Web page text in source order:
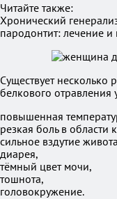
Читайте также:
Хронический
пародонтит: лечение
Существует
белкового отравления
повышенная
резкая боль в области
сильное вздутие
диарея,
тёмный цвет мочи,
тошнота,
головокружение.